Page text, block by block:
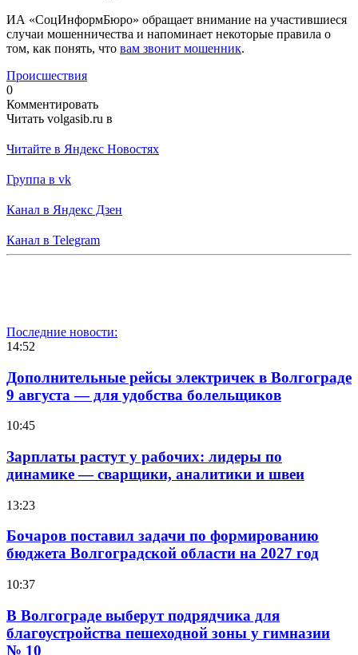
ИА «СоцИнформБюро» обращает внимание на участившиеся
случаи мошенничества и напоминает некоторые правила о
том, как понять, что вам звонит мошенник.
Происшествия
0
Комментировать
Читать volgasib.ru в
Читайте в Яндекс Новостях
Группа в vk
Канал в Яндекс Дзен
Канал в Telegram
Последние новости:
14:52
Дополнительные рейсы электричек в Волгограде
9 августа — для удобства болельщиков
10:45
Зарплаты растут у рабочих: лидеры по
динамике — сварщики, аналитики и швеи
13:23
Бочаров поставил задачи по формированию
бюджета Волгоградской области на 2027 год
10:37
В Волгограде выберут подрядчика для
благоустройства пешеходной зоны у гимназии
№ 10